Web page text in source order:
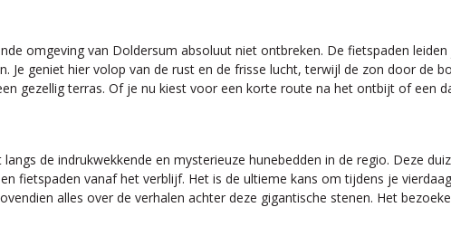
omgeving van Doldersum absoluut niet ontbreken. De fietspaden
Je geniet hier volop van de rust en de frisse lucht, terwijl de zon door de
gezellig terras. Of je nu kiest voor een korte route na het ontbijt of een
de indrukwekkende en mysterieuze hunebedden in de regio. Deze
fietspaden vanaf het verblijf. Het is de ultieme kans om tijdens je
alles over de verhalen achter deze gigantische stenen. Het